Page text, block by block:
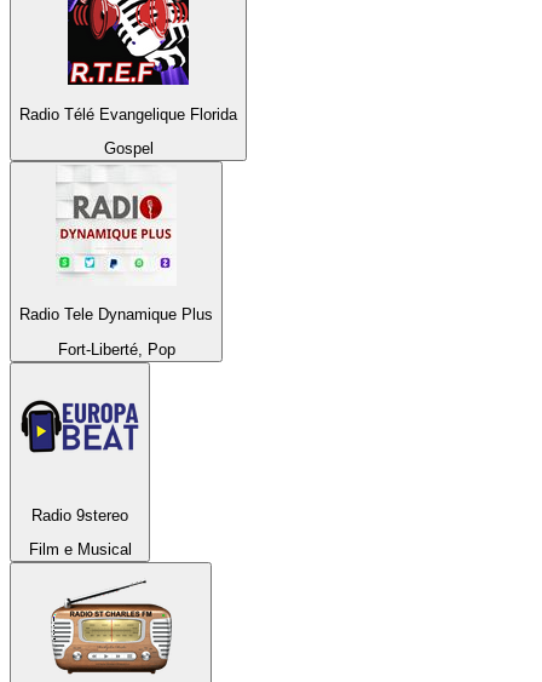
Radio Télé Evangelique Florida
Gospel
Radio Tele Dynamique Plus
Fort-Liberté, Pop
Radio 9stereo
Film e Musical